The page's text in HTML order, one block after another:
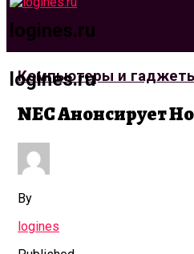
logines.ru
logines.ru
Компьютеры и
NEC Анонсирует
By
logines